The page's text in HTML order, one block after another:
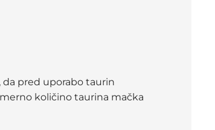
da pred uporabo taurin
količino taurina mačka